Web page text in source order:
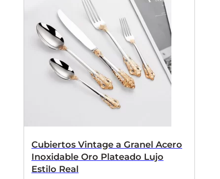
Cubiertos Vintage a Granel Acero
Inoxidable Oro Plateado Lujo
Estilo Real